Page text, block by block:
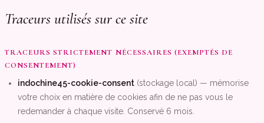
Traceurs utilisés sur ce site
TRACEURS STRICTEMENT NÉCESSAIRES (EXEMPTÉS DE
CONSENTEMENT)
indochine45-cookie-consent (stockage local) — mémorise
votre choix en matière de cookies afin de ne pas vous le
redemander à chaque visite. Conservé 6 mois.